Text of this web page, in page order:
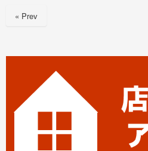
e
k
« Prev